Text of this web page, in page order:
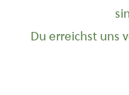
Du erreichst uns